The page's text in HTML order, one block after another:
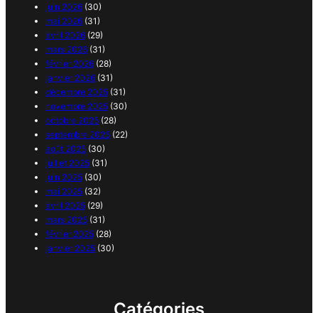
juin 2026 (30)
mai 2026 (31)
avril 2026 (29)
mars 2026 (31)
février 2026 (28)
janvier 2026 (31)
décembre 2025 (31)
novembre 2025 (30)
octobre 2025 (28)
septembre 2025 (22)
août 2025 (30)
juillet 2025 (31)
juin 2025 (30)
mai 2025 (32)
avril 2025 (29)
mars 2025 (31)
février 2025 (28)
janvier 2025 (30)